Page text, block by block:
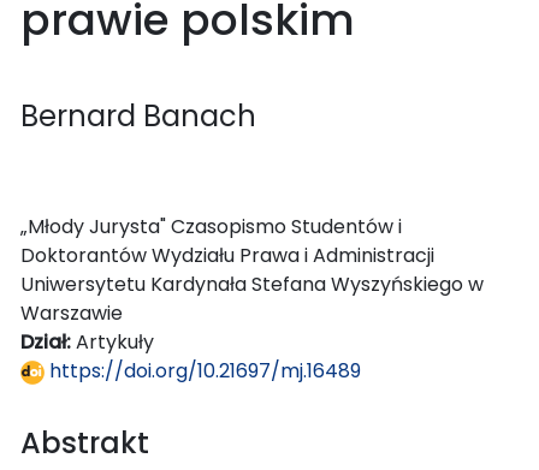
prawie polskim
Bernard Banach
„Młody Jurysta" Czasopismo Studentów i
Doktorantów Wydziału Prawa i Administracji
Uniwersytetu Kardynała Stefana Wyszyńskiego w
Warszawie
Dział:Artykuły
https://doi.org/10.21697/mj.16489
Abstrakt